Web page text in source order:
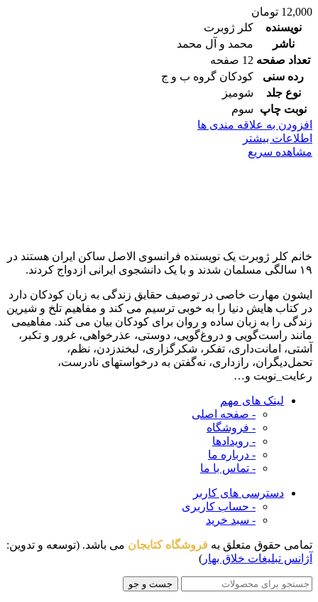
12,000 تومان
نویسنده
کلر ژوبرت
ناشر
محمد و آل محمد
تعداد صفحه 12 صفحه
رده سنی
کودکان گروه ب و ج
نوع جلد
شومیز
نوبت چاپ
سوم
افزودن به علاقه مندی ها
اطلاعات بیشتر
مشاهده سریع
خانم کلر ژوبرت یک نویسنده فرانسوی الاصل ساکن ایران هستند در
۱۹ سالگی مسلمان شدند و با یک دانشجوی ایرانی ازدواج کردند.
ایشون مهارت خاصی در توصیف حقایق زندگی به زبان کودکان دارد
در کتاب هایش دنیا را به خوبی ترسیم می کند و مفاهیم تلخ و شیرین
زندگی را به زبان ساده و روان برای کودکان بیان می کند. مفاهیمی
مانند راست‌گویی و دروغ‌گویی، دوستی، عذرخواهی، غرور و تکبر،
آشتی، امانت‌داری، تفکر، شکرگزاری، لبخندزدن، نظم،
تحمل‌دیگران، رازداری، نه‌گفتن به درخواستهای نادرست،
رعایت_نوبت و…
لینک های مهم
- صفحه اصلی
- فروشگاه
- رویدادها
- درباره ما
- تماس با ما
دسترسی های کاربر
- حساب کاربری
- سبد خرید
تمامی حقوق متعلق به فروشگاه کتابجان می باشد. (توسعه و تدوین:
آژانس تبلیغات خلاق بهار )
جست و جو